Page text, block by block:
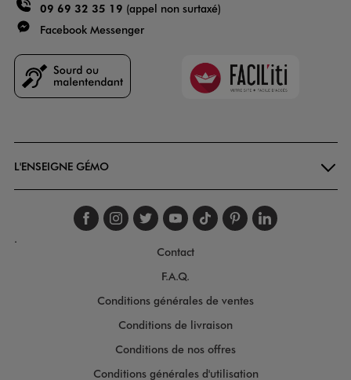
09 69 32 35 19 (appel non surtaxé)
Facebook Messenger
Faciliti
L'ENSEIGNE GÉMO
Suivez-nous sur
Suivez-nous sur
Suivez-nous sur
Suivez-nous
Suivez-nous
Suivez-
.
Contact
F.A.Q.
Conditions générales de ventes
Conditions de livraison
Conditions de nos offres
Conditions générales d'utilisation